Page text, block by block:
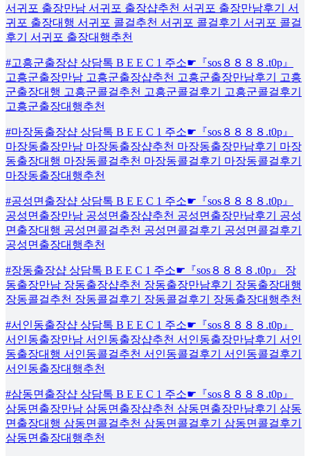
서귀포 출장만남 서귀포 출장샵추천 서귀포 출장만남후기 서
귀포 출장대행 서귀포 콜걸추천 서귀포 콜걸후기 서귀포 콜걸
후기 서귀포 출장대행추천
#고흥군출장샵 상담톡 B E E C 1 주소☛『sos８８８８.t0p』
고흥군출장만남 고흥군출장샵추천 고흥군출장만남후기 고흥
군출장대행 고흥군콜걸추천 고흥군콜걸후기 고흥군콜걸후기
고흥군출장대행추천
#마장동출장샵 상담톡 B E E C 1 주소☛『sos８８８８.t0p』
마장동출장만남 마장동출장샵추천 마장동출장만남후기 마장
동출장대행 마장동콜걸추천 마장동콜걸후기 마장동콜걸후기
마장동출장대행추천
#공성면출장샵 상담톡 B E E C 1 주소☛『sos８８８８.t0p』
공성면출장만남 공성면출장샵추천 공성면출장만남후기 공성
면출장대행 공성면콜걸추천 공성면콜걸후기 공성면콜걸후기
공성면출장대행추천
#장동출장샵 상담톡 B E E C 1 주소☛『sos８８８８.t0p』 장
동출장만남 장동출장샵추천 장동출장만남후기 장동출장대행
장동콜걸추천 장동콜걸후기 장동콜걸후기 장동출장대행추천
#서인동출장샵 상담톡 B E E C 1 주소☛『sos８８８８.t0p』
서인동출장만남 서인동출장샵추천 서인동출장만남후기 서인
동출장대행 서인동콜걸추천 서인동콜걸후기 서인동콜걸후기
서인동출장대행추천
#삼동면출장샵 상담톡 B E E C 1 주소☛『sos８８８８.t0p』
삼동면출장만남 삼동면출장샵추천 삼동면출장만남후기 삼동
면출장대행 삼동면콜걸추천 삼동면콜걸후기 삼동면콜걸후기
삼동면출장대행추천